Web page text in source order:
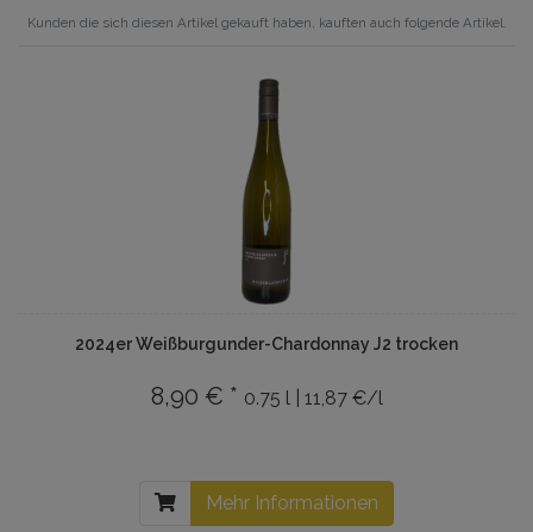
Kunden die sich diesen Artikel gekauft haben, kauften auch folgende Artikel.
2024er Weißburgunder-Chardonnay J2 trocken
8,90 € * 0.75 l | 11,87 €/l
Mehr Informationen